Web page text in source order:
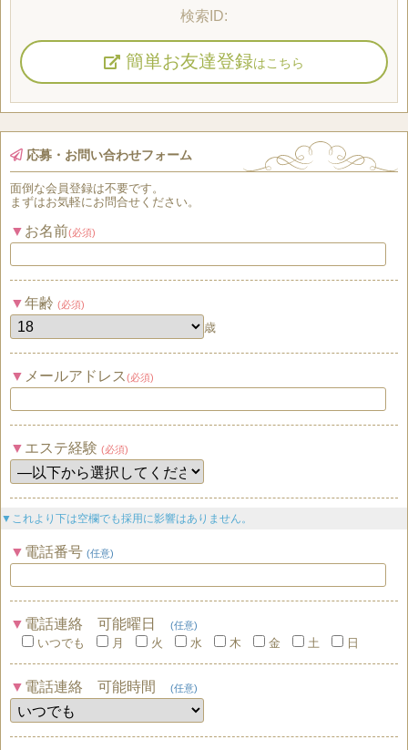
簡単お友達登録はこちら
応募・お問い合わせフォーム
面倒な会員登録は不要です。
まずはお気軽にお問合せください。
お名前(必須)
年齢 (必須)
歳
メールアドレス (必須)
エステ経験 (必須)
▼これより下は空欄でも採用に影響はありません。
電話番号 (任意)
電話連絡 可能曜日 (任意)
いつでも 月 火 水 木 金 土 日
電話連絡 可能時間 (任意)